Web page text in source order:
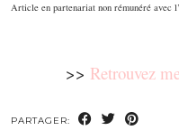
Article en partenariat non rémunéré avec
>> Retrouvez
PARTAGER: